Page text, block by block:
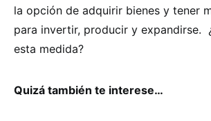
la opción de adquirir bienes y tener
para invertir, producir y expandirse.
esta medida?
Quizá también te interese…